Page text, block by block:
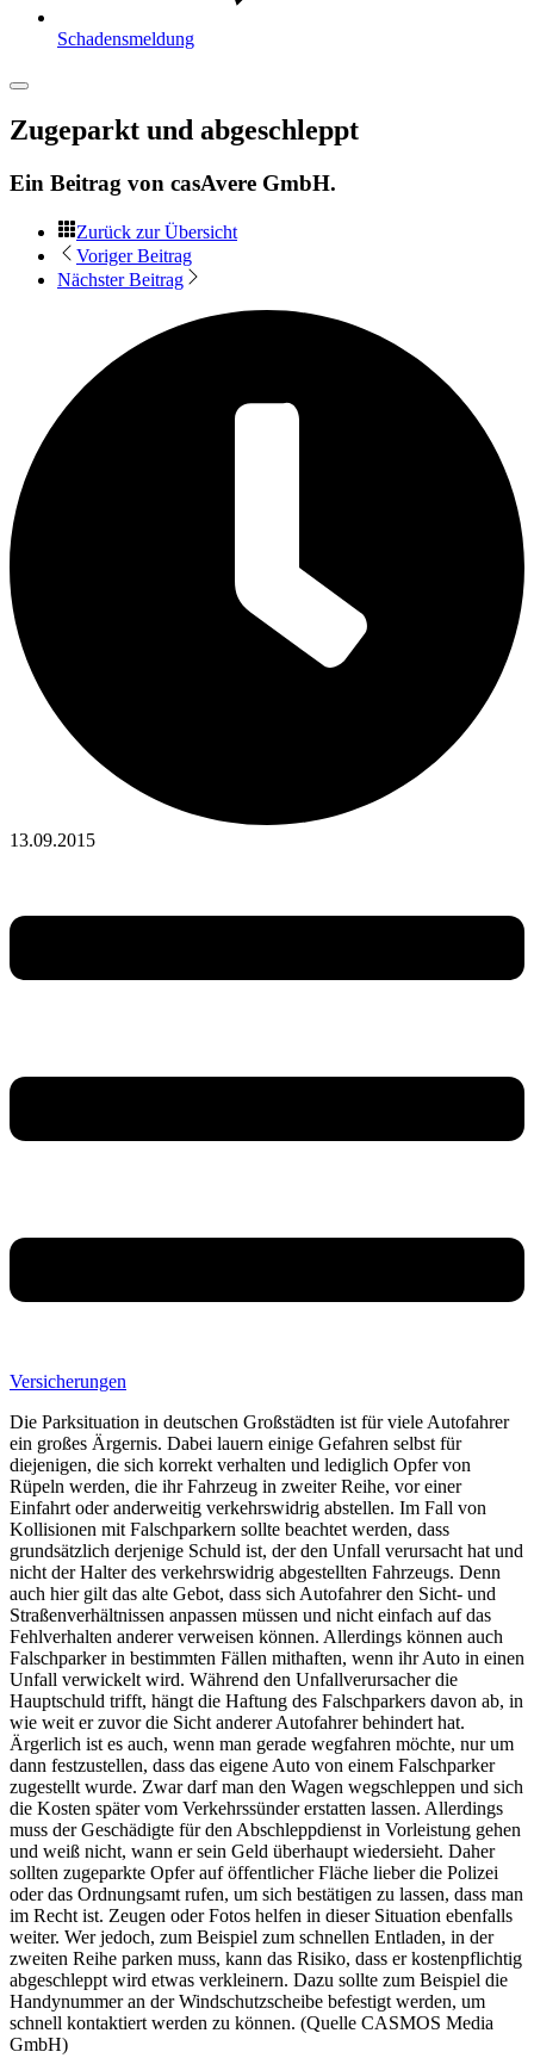
Schadensmeldung
Zugeparkt und abgeschleppt
Ein Beitrag von casAvere GmbH.
Zurück zur Übersicht
Voriger Beitrag
Nächster Beitrag
13.09.2015
Versicherungen
Die Parksituation in deutschen Großstädten ist für viele Autofahrer
ein großes Ärgernis. Dabei lauern einige Gefahren selbst für
diejenigen, die sich korrekt verhalten und lediglich Opfer von
Rüpeln werden, die ihr Fahrzeug in zweiter Reihe, vor einer
Einfahrt oder anderweitig verkehrswidrig abstellen. Im Fall von
Kollisionen mit Falschparkern sollte beachtet werden, dass
grundsätzlich derjenige Schuld ist, der den Unfall verursacht hat und
nicht der Halter des verkehrswidrig abgestellten Fahrzeugs. Denn
auch hier gilt das alte Gebot, dass sich Autofahrer den Sicht- und
Straßenverhältnissen anpassen müssen und nicht einfach auf das
Fehlverhalten anderer verweisen können. Allerdings können auch
Falschparker in bestimmten Fällen mithaften, wenn ihr Auto in einen
Unfall verwickelt wird. Während den Unfallverursacher die
Hauptschuld trifft, hängt die Haftung des Falschparkers davon ab, in
wie weit er zuvor die Sicht anderer Autofahrer behindert hat.
Ärgerlich ist es auch, wenn man gerade wegfahren möchte, nur um
dann festzustellen, dass das eigene Auto von einem Falschparker
zugestellt wurde. Zwar darf man den Wagen wegschleppen und sich
die Kosten später vom Verkehrssünder erstatten lassen. Allerdings
muss der Geschädigte für den Abschleppdienst in Vorleistung gehen
und weiß nicht, wann er sein Geld überhaupt wiedersieht. Daher
sollten zugeparkte Opfer auf öffentlicher Fläche lieber die Polizei
oder das Ordnungsamt rufen, um sich bestätigen zu lassen, dass man
im Recht ist. Zeugen oder Fotos helfen in dieser Situation ebenfalls
weiter. Wer jedoch, zum Beispiel zum schnellen Entladen, in der
zweiten Reihe parken muss, kann das Risiko, dass er kostenpflichtig
abgeschleppt wird etwas verkleinern. Dazu sollte zum Beispiel die
Handynummer an der Windschutzscheibe befestigt werden, um
schnell kontaktiert werden zu können. (Quelle CASMOS Media
GmbH)